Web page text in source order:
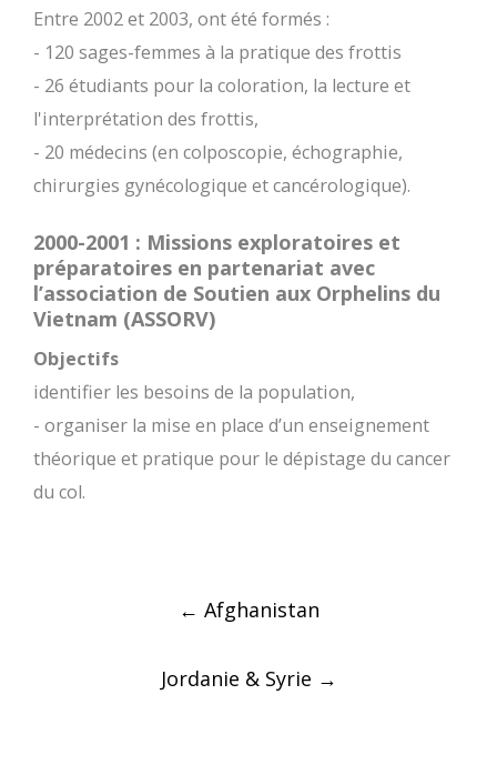
Entre 2002 et 2003, ont été formés :
- 120 sages-femmes à la pratique des frottis
- 26 étudiants pour la coloration, la lecture et
l'interprétation des frottis,
- 20 médecins (en colposcopie, échographie,
chirurgies gynécologique et cancérologique).
2000-2001 : Missions exploratoires et
préparatoires en partenariat avec
l’association de Soutien aux Orphelins du
Vietnam (ASSORV)
Objectifs
identifier les besoins de la population,
- organiser la mise en place d’un enseignement
théorique et pratique pour le dépistage du cancer
du col.
← Afghanistan
Jordanie & Syrie →